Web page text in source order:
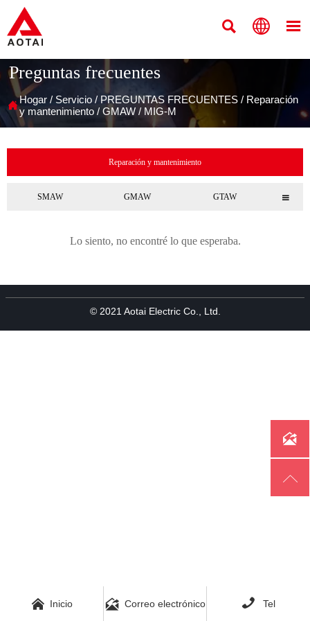
  
Preguntas frecuentes
Hogar / Servicio / PREGUNTAS FRECUENTES / Reparación
y mantenimiento / GMAW / MIG-M
Reparación y mantenimiento
SMAW GMAW GTAW 
Lo siento, no encontré lo que esperaba.
© 2021 Aotai Electric Co., Ltd.
 Inicio  Correo electrónico  Tel

